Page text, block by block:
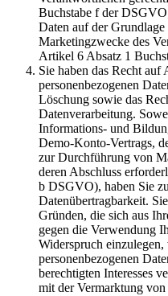
Buchstabe f der
Daten auf der
Marketingzwecke des
Artikel 6 Absatz 1
Sie haben das Recht
personenbezogenen
Löschung sowie das
Datenverarbeitung.
Informations- und
Demo-Konto-Vertrags,
zur Durchführung von
deren Abschluss
b DSGVO), haben Sie
Datenübertragbarkeit.
Gründen, die sich aus
gegen die Verwendung
Widerspruch
personenbezogenen
berechtigten Interesses
mit der Vermarktung